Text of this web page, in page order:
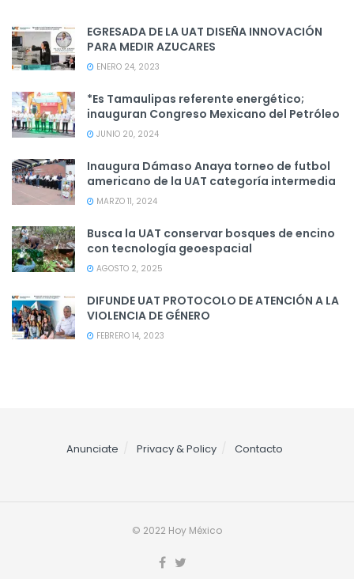
EGRESADA DE LA UAT DISEÑA INNOVACIÓN
PARA MEDIR AZUCARES
ENERO 24, 2023
*Es Tamaulipas referente energético;
inauguran Congreso Mexicano del Petróleo
JUNIO 20, 2024
Inaugura Dámaso Anaya torneo de futbol
americano de la UAT categoría intermedia
MARZO 11, 2024
Busca la UAT conservar bosques de encino
con tecnología geoespacial
AGOSTO 2, 2025
DIFUNDE UAT PROTOCOLO DE ATENCIÓN A LA
VIOLENCIA DE GÉNERO
FEBRERO 14, 2023
Anunciate Privacy & Policy Contacto
© 2022 Hoy México